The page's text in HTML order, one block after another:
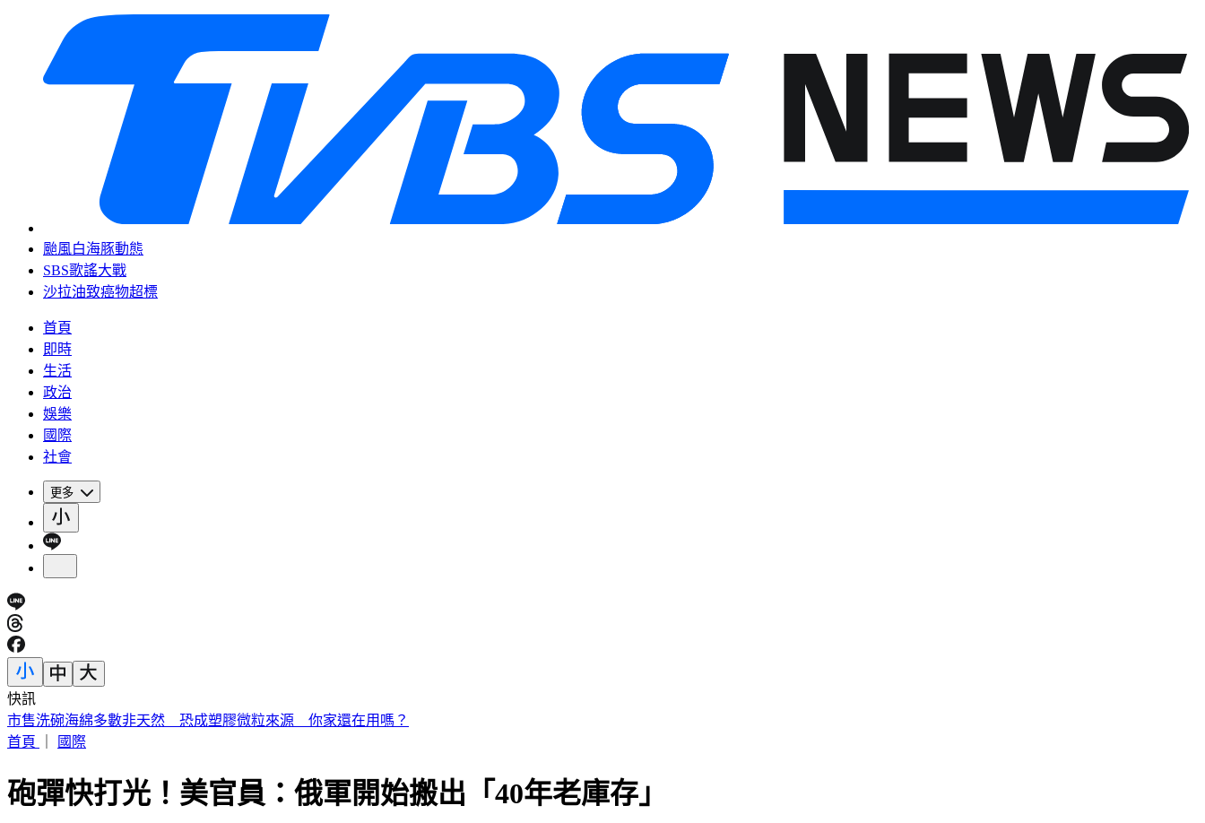
颱風白海豚動態
SBS歌謠大戰
沙拉油致癌物超標
首頁
即時
生活
政治
娛樂
國際
社會
更多
快訊
《夏日活動》花蓮FUN暑假 即將成真火舞秀 加碼重現
首頁
國際
砲彈快打光！美官員：俄軍開始搬出「40年老庫存」